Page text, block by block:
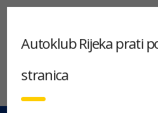
Autoklub Rijeka prati
stranica